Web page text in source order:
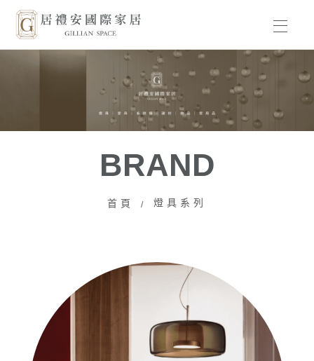
HOME
BRAND
PRODUCT
WORKS
ABOUT US
CONTACT
前往購物
BRAND
首頁 燈具系列